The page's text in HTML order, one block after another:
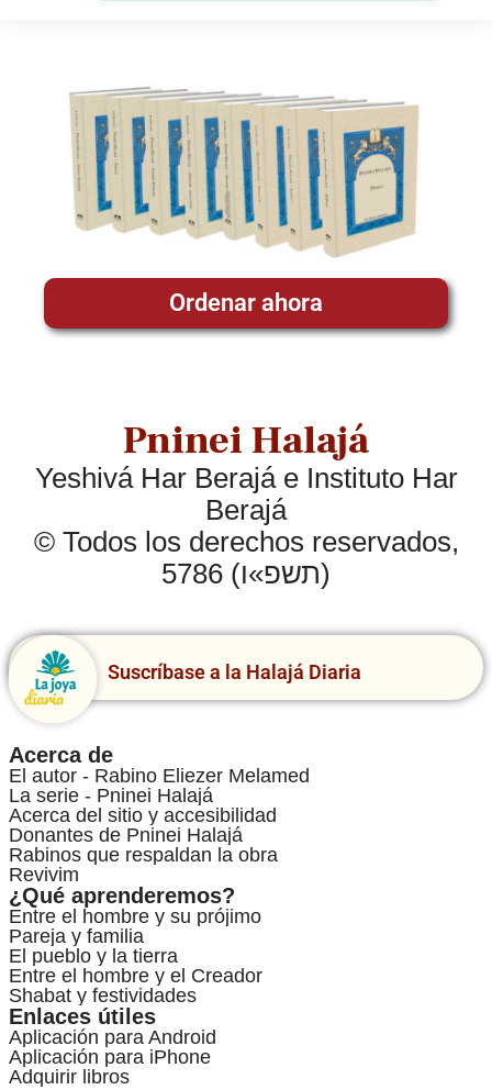
Ordenar ahora
Pninei Halajá
Yeshivá Har Berajá e Instituto Har
Berajá
© Todos los derechos reservados,
5786 (תשפ»ו)
Suscríbase a la Halajá Diaria
Acerca de
El autor - Rabino Eliezer Melamed
La serie - Pninei Halajá
Acerca del sitio y accesibilidad
Donantes de Pninei Halajá
Rabinos que respaldan la obra
Revivim
¿Qué aprenderemos?
Entre el hombre y su prójimo
Pareja y familia
El pueblo y la tierra
Entre el hombre y el Creador
Shabat y festividades
Enlaces útiles
Aplicación para Android
Aplicación para iPhone
Adquirir libros